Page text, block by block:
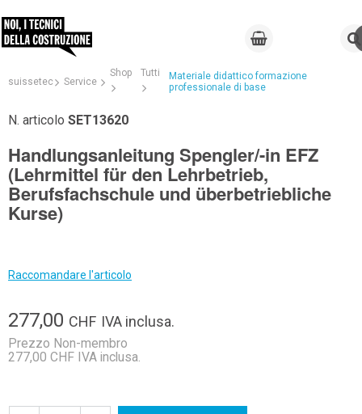
suissetec Service
Shop Tutti
Materiale didattico formazione
professionale di base
N. articolo SET13620
Handlungsanleitung Spengler/-in EFZ
(Lehrmittel für den Lehrbetrieb,
Berufsfachschule und überbetriebliche
Kurse)
Raccomandare l'articolo
277,00 CHF IVA inclusa.
Prezzo Non-membro
277,00 CHF IVA inclusa.